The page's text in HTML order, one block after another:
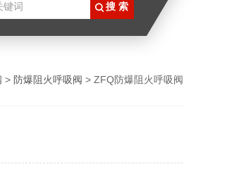
> 防爆阻火呼吸阀 > ZFQ防爆阻火呼吸阀